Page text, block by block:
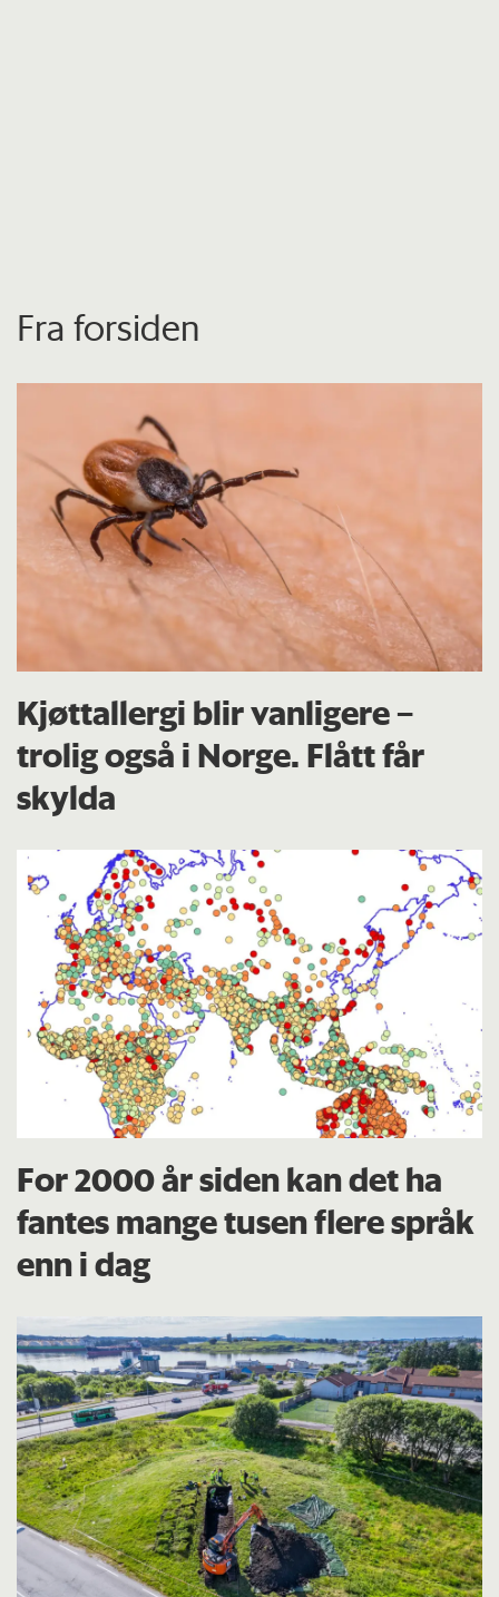
Fra forsiden
Kjøttallergi blir vanligere –
trolig også i Norge. Flått får
skylda
For 2000 år siden kan det ha
fantes mange tusen flere språk
enn i dag